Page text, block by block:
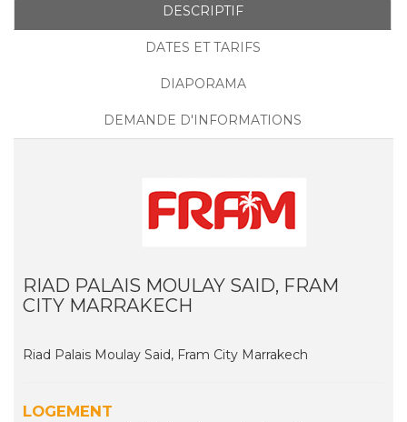
DESCRIPTIF
DATES ET TARIFS
DIAPORAMA
DEMANDE D'INFORMATIONS
RIAD PALAIS MOULAY SAID, FRAM
CITY MARRAKECH
Riad Palais Moulay Said, Fram City Marrakech
LOGEMENT